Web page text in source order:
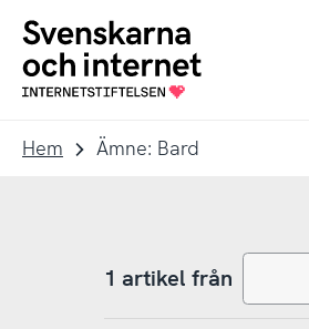
navigation
innehåll
To
startpage
Hem Ämne: Bard
1 artikel från